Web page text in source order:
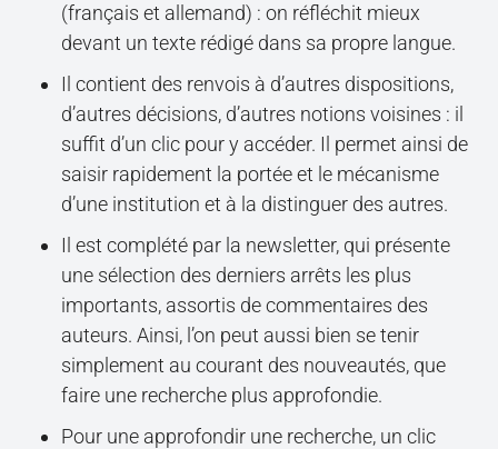
(français et allemand) : on réfléchit mieux
devant un texte rédigé dans sa propre langue.
Il contient des renvois à d’autres dispositions,
d’autres décisions, d’autres notions voisines : il
suffit d’un clic pour y accéder. Il permet ainsi de
saisir rapidement la portée et le mécanisme
d’une institution et à la distinguer des autres.
Il est complété par la newsletter, qui présente
une sélection des derniers arrêts les plus
importants, assortis de commentaires des
auteurs. Ainsi, l’on peut aussi bien se tenir
simplement au courant des nouveautés, que
faire une recherche plus approfondie.
Pour une approfondir une recherche, un clic